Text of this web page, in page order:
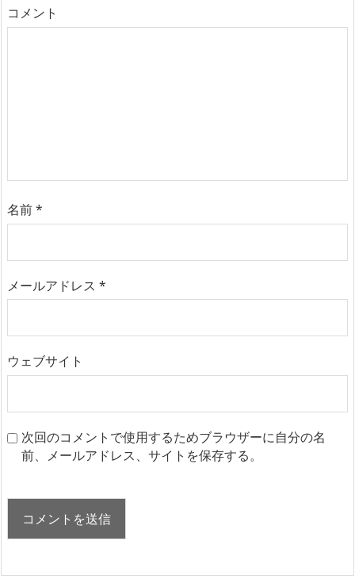
コメント
名前*
メールアドレス *
ウェブサイト
次回のコメントで使用するためブラウザーに自分の名
前、メールアドレス、サイトを保存する。